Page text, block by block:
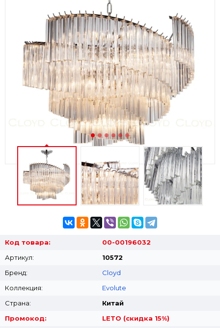
Код товара:
00-00196032
Артикул:
10572
Бренд:
Cloyd
Коллекция:
Evolute
Страна:
Китай
Промокод:
LETO (скидка 15%)